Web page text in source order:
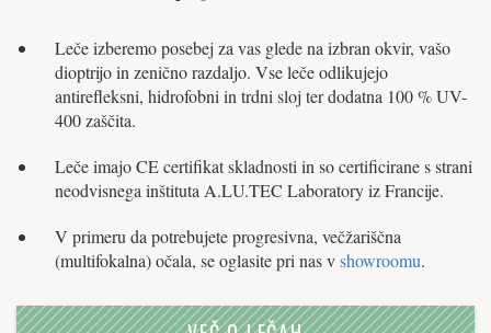
Leče izberemo posebej za vas glede na izbran okvir, vašo
dioptrijo in zenično razdaljo. Vse leče odlikujejo
antirefleksni, hidrofobni in trdni sloj ter dodatna 100 % UV-
400 zaščita.
Leče imajo CE certifikat skladnosti in so certificirane s strani
neodvisnega inštituta A.LU.TEC Laboratory iz Francije.
V primeru da potrebujete progresivna, večžariščna
(multifokalna) očala, se oglasite pri nas vshowroomu.